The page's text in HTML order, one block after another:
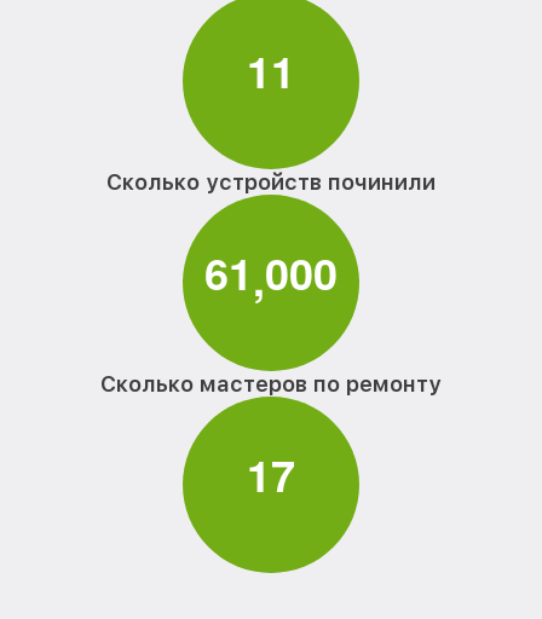
11
Сколько устройств починили
61,000
Сколько мастеров по ремонту
17